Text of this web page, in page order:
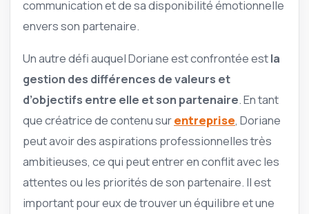
communication et de sa disponibilité émotionnelle
envers son partenaire.
Un autre défi auquel Doriane est confrontée estla
gestion des différences de valeurs et
d’objectifs entre elle et son partenaire. En tant
que créatrice de contenu surentreprise, Doriane
peut avoir des aspirations professionnelles très
ambitieuses, ce qui peut entrer en conflit avec les
attentes ou les priorités de son partenaire. Il est
important pour eux de trouver un équilibre et une